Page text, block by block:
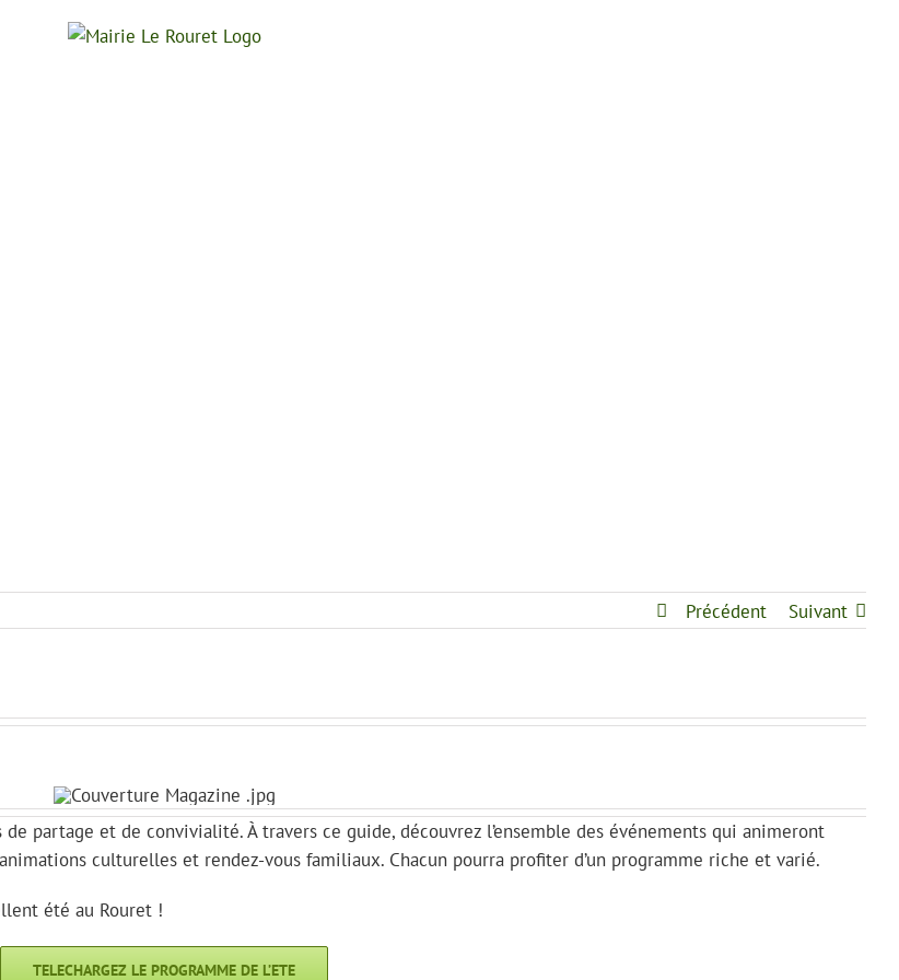
Précédent Suivant
partage et de convivialité. À travers ce guide, découvrez l’ensemble des événements qui animeront
culturelles et rendez-vous familiaux. Chacun pourra profiter d’un programme riche et varié.
été au Rouret !
TELECHARGEZ LE PROGRAMME DE L’ETE